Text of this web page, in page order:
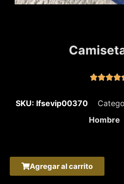

SKU: lfsevip00370
Hombre
Agregar al carrito